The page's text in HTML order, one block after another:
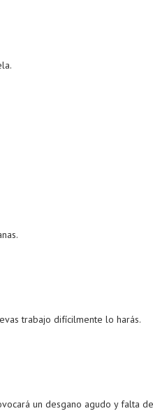
trabajo difícilmente lo harás.
un desgano agudo y falta